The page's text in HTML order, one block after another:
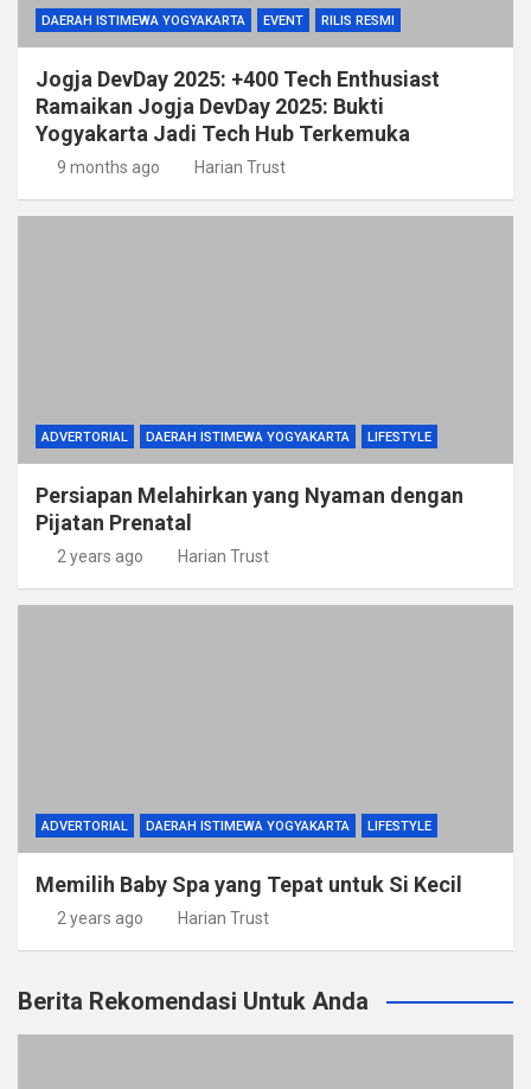
DAERAH ISTIMEWA YOGYAKARTA EVENT RILIS RESMI
Jogja DevDay 2025: +400 Tech Enthusiast
Ramaikan Jogja DevDay 2025: Bukti
Yogyakarta Jadi Tech Hub Terkemuka
9 months ago Harian Trust
ADVERTORIAL DAERAH ISTIMEWA YOGYAKARTA LIFESTYLE
Persiapan Melahirkan yang Nyaman dengan
Pijatan Prenatal
2 years ago Harian Trust
ADVERTORIAL DAERAH ISTIMEWA YOGYAKARTA LIFESTYLE
Memilih Baby Spa yang Tepat untuk Si Kecil
2 years ago Harian Trust
Berita Rekomendasi Untuk Anda